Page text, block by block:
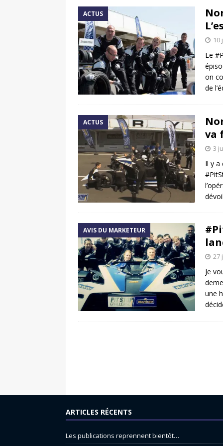
ACTUS
10
Le
on
de
ACTUS
va
3
Il y a
AVIS DU MARKETEUR
27
Je
une
ARTICLES RÉCENTS
Les publications reprennent bientôt…